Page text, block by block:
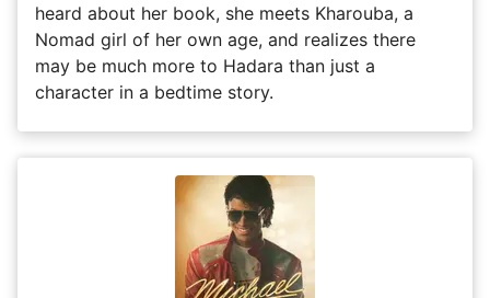
heard about her book, she meets Kharouba, a
Nomad girl of her own age, and realizes there
may be much more to Hadara than just a
character in a bedtime story.